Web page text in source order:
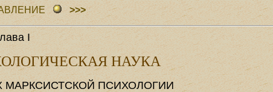
>>>
I
НАУКА
ПСИХОЛОГИИ